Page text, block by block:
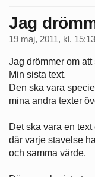
Jag
19 maj, 2011, kl. 15:13
Jag drömmer om att
Min sista text.
Den ska vara
mina andra texter
Det ska vara en text
där varje stavelse
och samma värde.